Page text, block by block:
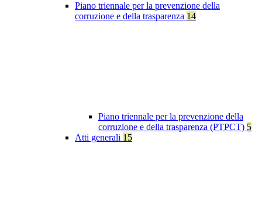
Piano triennale per la prevenzione della
corruzione e della trasparenza 14
Piano triennale per la prevenzione della
corruzione e della trasparenza (PTPCT) 5
Atti generali 15